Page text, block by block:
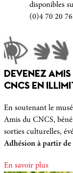
disponibles
(0)4 70 20
DEVENEZ
CNCS EN
En soutenant le
Amis du CNCS,
sorties culturelles,
Adhésion à partir de
En savoir plus